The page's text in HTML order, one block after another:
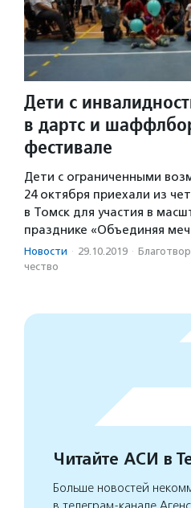
Дети с
в дартс и
фестивале
Дети с ограниченными
24 октября приехали из
в Томск для участия в
празднике «Объединяя
Новости · 29.10.2019 ·
чест­во
Читайте АСИ в
Больше новостей